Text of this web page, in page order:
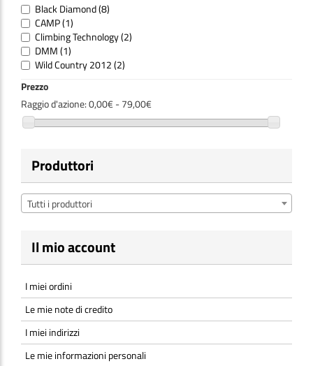
Black Diamond(8)
CAMP(1)
Climbing Technology(2)
DMM(1)
Wild Country 2012(2)
Prezzo
Raggio d'azione:0,00€ - 79,00€
Produttori
Tutti i produttori
Il mio account
I miei ordini
Le mie note di credito
I miei indirizzi
Le mie informazioni personali